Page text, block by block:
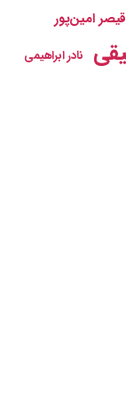
قیصر امین‌پور
نادر ابراهیمی